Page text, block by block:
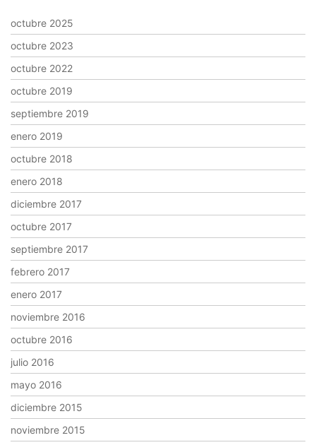
octubre 2025
octubre 2023
octubre 2022
octubre 2019
septiembre 2019
enero 2019
octubre 2018
enero 2018
diciembre 2017
octubre 2017
septiembre 2017
febrero 2017
enero 2017
noviembre 2016
octubre 2016
julio 2016
mayo 2016
diciembre 2015
noviembre 2015